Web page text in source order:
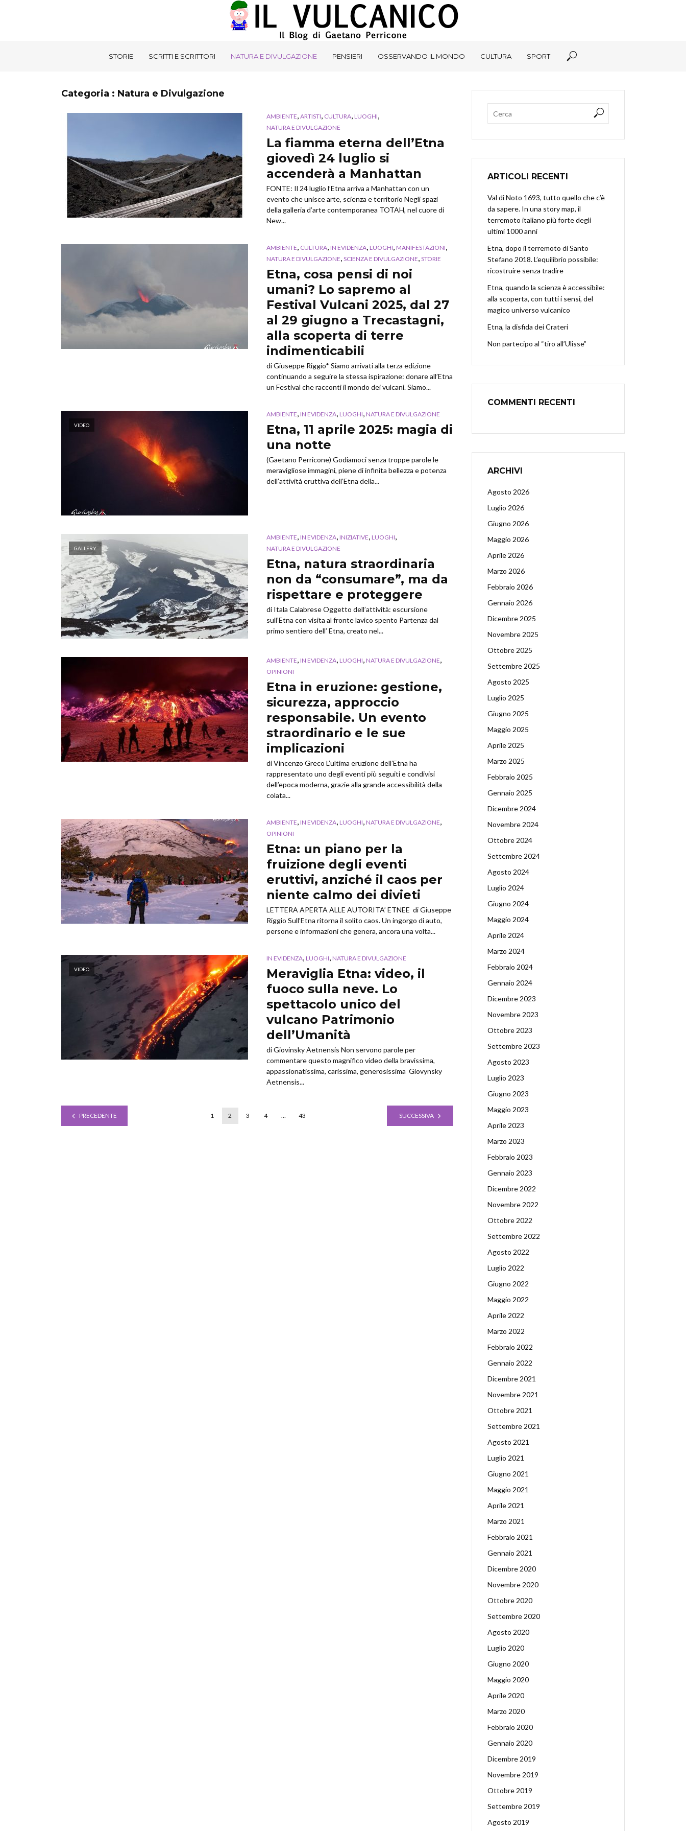
STORIE SCRITTI E SCRITTORI NATURA E DIVULGAZIONE PENSIERI OSSERVANDO IL MONDO CULTURA SPORT
Categoria : Natura e Divulgazione
AMBIENTE, ARTISTI, CULTURA, LUOGHI,
NATURA E DIVULGAZIONE
La fiamma eterna dell’Etna
giovedì 24 luglio si
accenderà a Manhattan
FONTE: Il 24 luglio l’Etna arriva a Manhattan con un
evento che unisce arte, scienza e territorio Negli spazi
della galleria d’arte contemporanea TOTAH, nel cuore di
New...
AMBIENTE, CULTURA, IN EVIDENZA, LUOGHI, MANIFESTAZIONI,
NATURA E DIVULGAZIONE, SCIENZA E DIVULGAZIONE, STORIE
Etna, cosa pensi di noi
umani? Lo sapremo al
Festival Vulcani 2025, dal 27
al 29 giugno a Trecastagni,
alla scoperta di terre
indimenticabili
di Giuseppe Riggio* Siamo arrivati alla terza edizione
continuando a seguire la stessa ispirazione: donare all’Etna
un Festival che racconti il mondo dei vulcani. Siamo...
VIDEO
AMBIENTE, IN EVIDENZA, LUOGHI, NATURA E DIVULGAZIONE
Etna, 11 aprile 2025: magia di
una notte
(Gaetano Perricone) Godiamoci senza troppe parole le
meravigliose immagini, piene di infinita bellezza e potenza
dell’attività eruttiva dell’Etna della...
GALLERY
AMBIENTE, IN EVIDENZA, INIZIATIVE, LUOGHI,
NATURA E DIVULGAZIONE
Etna, natura straordinaria
non da “consumare”, ma da
rispettare e proteggere
di Itala Calabrese Oggetto dell’attività: escursione
sull’Etna con visita al fronte lavico spento Partenza dal
primo sentiero dell’ Etna, creato nel...
AMBIENTE, IN EVIDENZA, LUOGHI, NATURA E DIVULGAZIONE,
OPINIONI
Etna in eruzione: gestione,
sicurezza, approccio
responsabile. Un evento
straordinario e le sue
implicazioni
di Vincenzo Greco L’ultima eruzione dell’Etna ha
rappresentato uno degli eventi più seguiti e condivisi
dell’epoca moderna, grazie alla grande accessibilità della
colata...
AMBIENTE IN EVIDENZA LUOGHI NATURA E DIVULGAZIONE
OPINIONI
Etna: un piano per la
fruizione degli eventi
eruttivi, anziché il caos per
niente calmo dei divieti
LETTERA APERTA ALLE AUTORITA’ ETNEE di Giuseppe
Riggio Sull’Etna ritorna il solito caos. Un ingorgo di auto,
persone e informazioni che genera, ancora una volta...
VIDEO
IN EVIDENZA LUOGHI NATURA E DIVULGAZIONE
Meraviglia Etna: video, il
fuoco sulla neve. Lo
spettacolo unico del
vulcano Patrimonio
dell’Umanità
di Giovinsky Aetnensis Non servono parole per
commentare questo magnifico video della bravissima,
appassionatissima, carissima, generosissima Giovynsky
Aetnensis...
PRECEDENTE 1 2 3 4 … 43 SUCCESSIVA
ARTICOLI RECENTI
Val di Noto 1693, tutto quello che c’è
da sapere. In una story map, il
terremoto italiano più forte degli
ultimi 1000 anni
Etna, dopo il terremoto di Santo
Stefano 2018. L’equilibrio possibile:
ricostruire senza tradire
Etna, quando la scienza è accessibile:
alla scoperta, con tutti i sensi, del
magico universo vulcanico
Etna, la disfida dei Crateri
Non partecipo al “tiro all’Ulisse”
COMMENTI RECENTI
ARCHIVI
Agosto 2026
Luglio 2026
Giugno 2026
Maggio 2026
Aprile 2026
Marzo 2026
Febbraio 2026
Gennaio 2026
Dicembre 2025
Novembre 2025
Ottobre 2025
Settembre 2025
Agosto 2025
Luglio 2025
Giugno 2025
Maggio 2025
Aprile 2025
Marzo 2025
Febbraio 2025
Gennaio 2025
Dicembre 2024
Novembre 2024
Ottobre 2024
Settembre 2024
Agosto 2024
Luglio 2024
Giugno 2024
Maggio 2024
Aprile 2024
Marzo 2024
Febbraio 2024
Gennaio 2024
Dicembre 2023
Novembre 2023
Ottobre 2023
Settembre 2023
Agosto 2023
Luglio 2023
Giugno 2023
Maggio 2023
Aprile 2023
Marzo 2023
Febbraio 2023
Gennaio 2023
Dicembre 2022
Novembre 2022
Ottobre 2022
Settembre 2022
Agosto 2022
Luglio 2022
Giugno 2022
Maggio 2022
Aprile 2022
Marzo 2022
Febbraio 2022
Gennaio 2022
Dicembre 2021
Novembre 2021
Ottobre 2021
Settembre 2021
Agosto 2021
Luglio 2021
Giugno 2021
Maggio 2021
Aprile 2021
Marzo 2021
Febbraio 2021
Gennaio 2021
Dicembre 2020
Novembre 2020
Ottobre 2020
Settembre 2020
Agosto 2020
Luglio 2020
Giugno 2020
Maggio 2020
Aprile 2020
Marzo 2020
Febbraio 2020
Gennaio 2020
Dicembre 2019
Novembre 2019
Ottobre 2019
Settembre 2019
Agosto 2019